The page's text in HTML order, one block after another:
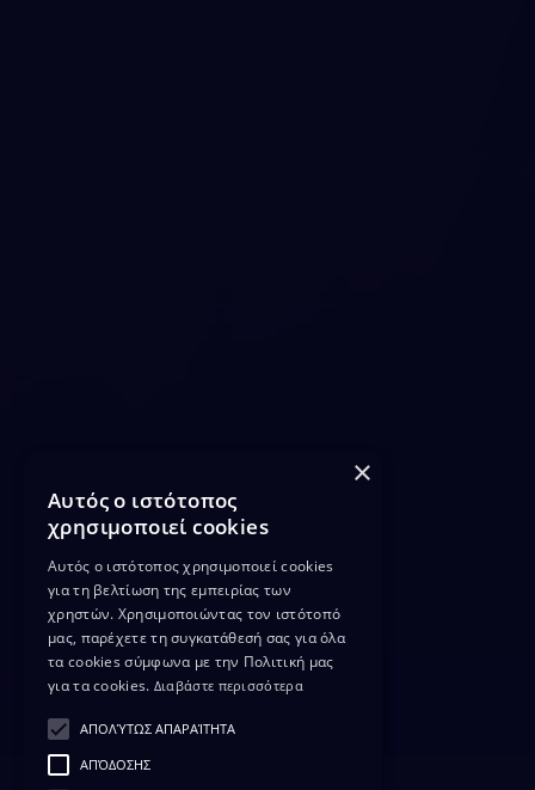
×
Αυτός ο ιστότοπος
χρησιμοποιεί cookies
Αυτός ο ιστότοπος χρησιμοποιεί cookies
για τη βελτίωση της εμπειρίας των
χρηστών. Χρησιμοποιώντας τον ιστότοπό
μας, παρέχετε τη συγκατάθεσή σας για όλα
τα cookies σύμφωνα με την Πολιτική μας
για τα cookies. Διαβάστε περισσότερα
ΑΠΟΛΎΤΩΣ ΑΠΑΡΑΊΤΗΤΑ
ΑΠΌΔΟΣΗΣ